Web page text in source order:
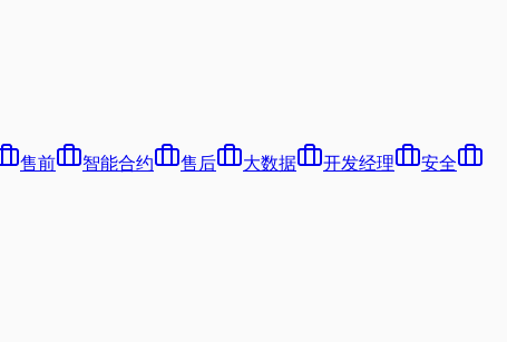
售前 智能合约 售后 大数据 开发经理
安全